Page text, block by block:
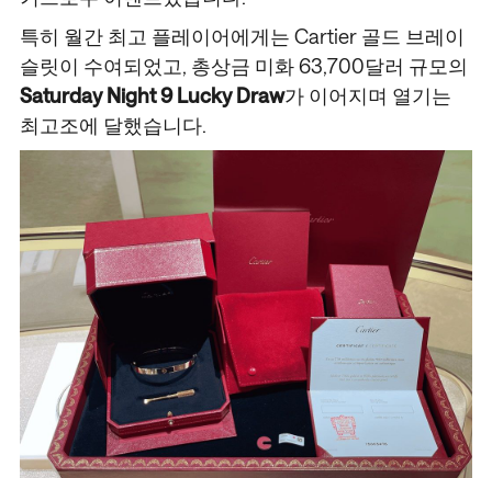
특히 월간 최고 플레이어에게는 Cartier 골드 브레이
슬릿이 수여되었고, 총상금 미화 63,700달러 규모의
Saturday Night 9 Lucky Draw가 이어지며 열기는
최고조에 달했습니다.